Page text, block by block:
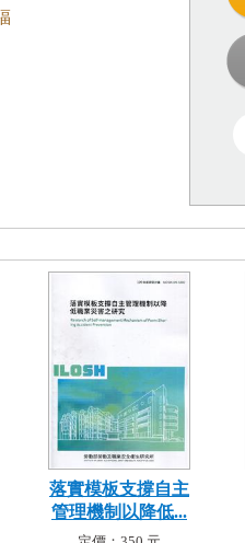
落實模板支撐自主
管理機制以降低...